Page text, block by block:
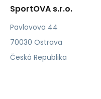
SportOVA s.r.o.
Pavlovova 44
70030 Ostrava
Česká Republika